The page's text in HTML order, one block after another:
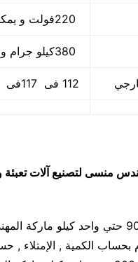
112 فى 117فى 210سم و يمكن فك الماكينة و تركيبها في اي مكان
منسى لتصنيع آلات تعبئة
ان ماكينة موديل 903 حتي واحد
بحساب الكمية , الإمتلاء ,